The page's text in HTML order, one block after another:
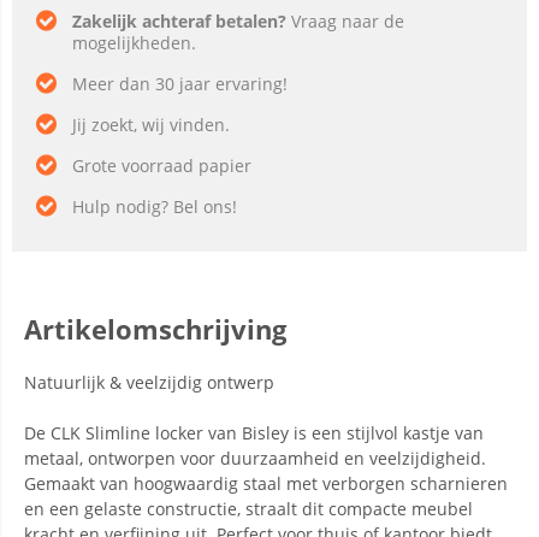
Zakelijk achteraf betalen? Vraag naar de
mogelijkheden.
Meer dan 30 jaar ervaring!
Jij zoekt, wij vinden.
Grote voorraad papier
Hulp nodig? Bel ons!
Artikelomschrijving
Natuurlijk & veelzijdig ontwerp
De CLK Slimline locker van Bisley is een stijlvol kastje van
metaal, ontworpen voor duurzaamheid en veelzijdigheid.
Gemaakt van hoogwaardig staal met verborgen scharnieren
en een gelaste constructie, straalt dit compacte meubel